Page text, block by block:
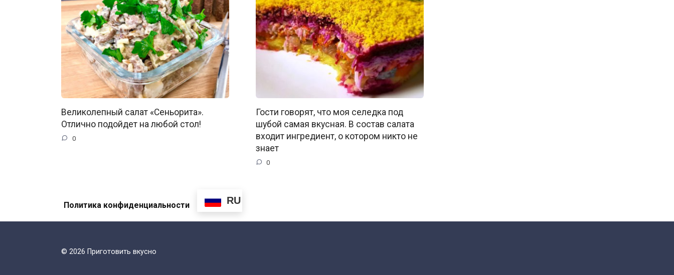
Великолепный cалат «Сеньорита».
Отлично подойдет на любой стол!
0
Гости говорят, что моя селедка под
шубой самая вкусная. В состав салата
входит ингредиент, о котором никто не
знает
0
Политика конфиденциальности RU
© 2026 Приготовить вкусно